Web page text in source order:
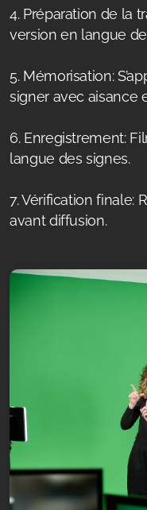
4. Préparation de la
version en langue
5. Mémorisation:
signer avec aisance
6. Enregistrement:
langue des signes.
7. Vérification finale:
avant diffusion.